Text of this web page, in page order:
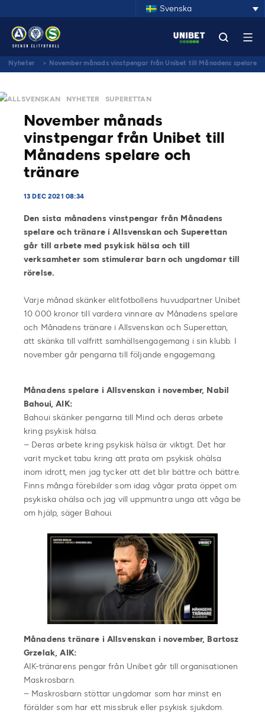
Svenska
Nyheter > November månads vinstpengar från Unibet till Månadens spelare
ALLSVENSKAN NYHETER SUPERETTAN
November månads
vinstpengar från Unibet till
Månadens spelare och
tränare
13 DEC 2021 08:34
Den sista månadens vinstpengar från Månadens
spelare och tränare i Allsvenskan och Superettan
går till arbete med psykisk hälsa och till
verksamheter som stimulerar barn och ungdomar till
rörelse.
Varje månad skänker elitfotbollens huvudpartner Unibet
10 000 kronor till vardera vinnare av Månadens spelare
och Månadens tränare i Allsvenskan och Superettan,
att skänka till valfritt samhällsengagemang i sin klubb. I
november går pengarna till följande engagemang.
Månadens spelare i Allsvenskan i november, Nabil
Bahoui, AIK:
Bahoui skänker pengarna till Mind och deras arbete
kring psykisk hälsa.
– Deras arbete kring psykisk hälsa är viktigt. Det har
varit mycket tabu kring att prata om psykisk ohälsa
inom idrott, men jag tycker att det blir bättre och bättre.
Finns många förebilder som idag vågar prata öppet om
psykiska ohälsa och jag vill uppmuntra unga att våga be
om hjälp, säger Bahoui.
Månadens tränare i Allsvenskan i november, Bartosz
Grzelak, AIK:
AIK-tränarens pengar från Unibet går till organisationen
Maskrosbarn.
– Maskrosbarn stöttar ungdomar som har minst en
förälder som har ett missbruk eller psykisk sjukdom.